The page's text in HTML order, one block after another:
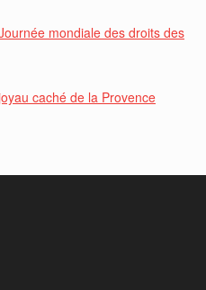
mondiale des droits des
caché de la Provence